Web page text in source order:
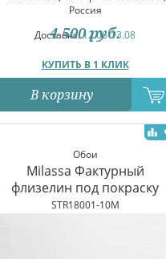
Россия
Доставка:12.08-13.08
КУПИТЬ В 1 КЛИК
4 500 руб.
В корзину
Обои
Milassa Фактурный
флизелин под покраску
STR18001-10M